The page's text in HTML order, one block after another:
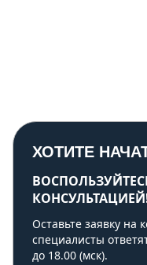
ХОТИТЕ
Оставьте заявку на
специалисты
до 18.00 (мск).